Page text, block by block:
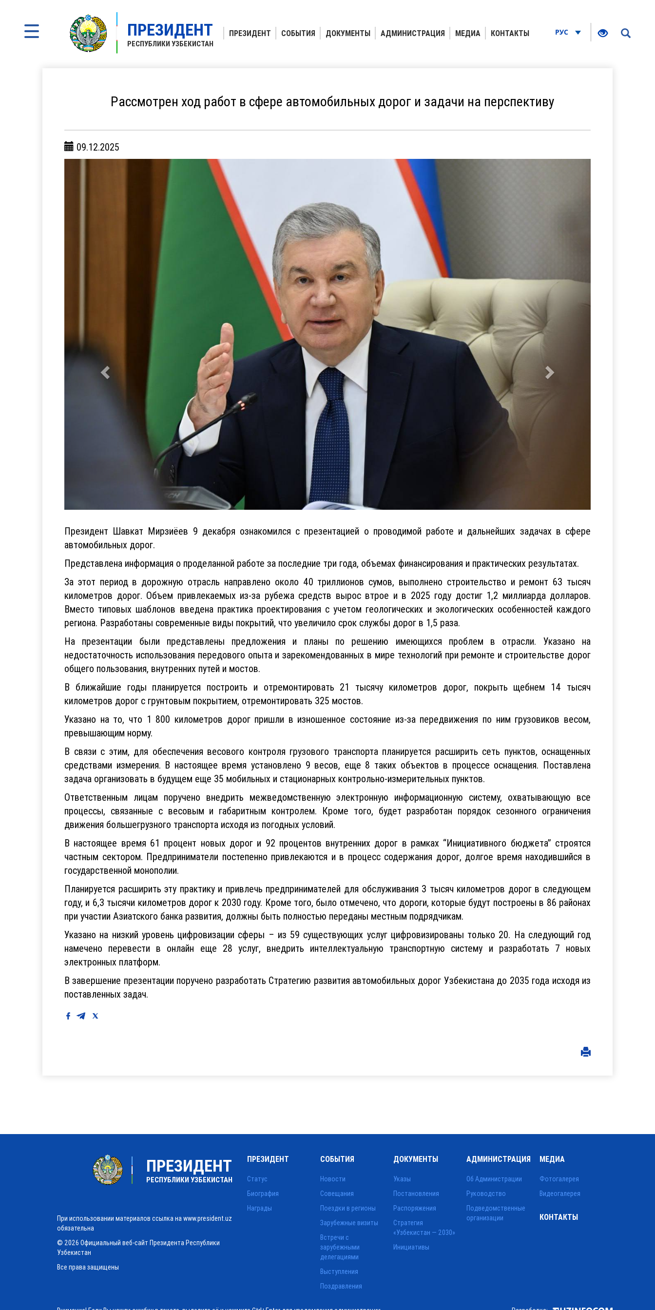
ПРЕЗИДЕНТ
РЕСПУБЛИКИ УЗБЕКИСТАН
ПРЕЗИДЕНТ СОБЫТИЯ ДОКУМЕНТЫ АДМИНИСТРАЦИЯ МЕДИА КОНТАКТЫ РУС
Рассмотрен ход работ в сфере автомобильных дорог и задачи на перспективу
09.12.2025
Президент Шавкат Мирзиёев 9 декабря ознакомился с презентацией о проводимой работе и дальнейших задачах в сфере
автомобильных дорог.
Представлена информация о проделанной работе за последние три года, объемах финансирования и практических результатах.
За этот период в дорожную отрасль направлено около 40 триллионов сумов, выполнено строительство и ремонт 63 тысяч
километров дорог. Объем привлекаемых из-за рубежа средств вырос втрое и в 2025 году достиг 1,2 миллиарда долларов.
Вместо типовых шаблонов введена практика проектирования с учетом геологических и экологических особенностей каждого
региона. Разработаны современные виды покрытий, что увеличило срок службы дорог в 1,5 раза.
На презентации были представлены предложения и планы по решению имеющихся проблем в отрасли. Указано на
недостаточность использования передового опыта и зарекомендованных в мире технологий при ремонте и строительстве дорог
общего пользования, внутренних путей и мостов.
В ближайшие годы планируется построить и отремонтировать 21 тысячу километров дорог, покрыть щебнем 14 тысяч
километров дорог с грунтовым покрытием, отремонтировать 325 мостов.
Указано на то, что 1 800 километров дорог пришли в изношенное состояние из-за передвижения по ним грузовиков весом,
превышающим норму.
В связи с этим, для обеспечения весового контроля грузового транспорта планируется расширить сеть пунктов, оснащенных
средствами измерения. В настоящее время установлено 9 весов, еще 8 таких объектов в процессе оснащения. Поставлена
задача организовать в будущем еще 35 мобильных и стационарных контрольно-измерительных пунктов.
Ответственным лицам поручено внедрить межведомственную электронную информационную систему, охватывающую все
процессы, связанные с весовым и габаритным контролем. Кроме того, будет разработан порядок сезонного ограничения
движения большегрузного транспорта исходя из погодных условий.
В настоящее время 61 процент новых дорог и 92 процентов внутренних дорог в рамках “Инициативного бюджета” строятся
частным сектором. Предприниматели постепенно привлекаются и в процесс содержания дорог, долгое время находившийся в
государственной монополии.
Планируется расширить эту практику и привлечь предпринимателей для обслуживания 3 тысяч километров дорог в следующем
году, и 6,3 тысячи километров дорог ­к 2030 году. Кроме того, было отмечено, что дороги, которые будут построены в 86 районах
при участии Азиатского банка развития, должны быть полностью переданы местным подрядчикам.
Указано на низкий уровень цифровизации сферы – из 59 существующих услуг цифровизированы только 20. На следующий год
намечено перевести в онлайн еще 28 услуг, внедрить интеллектуальную транспортную систему и разработать 7 новых
электронных платформ.
В завершение презентации поручено разработать Стратегию развития автомобильных дорог Узбекистана до 2035 года исходя из
поставленных задач.
ПРЕЗИДЕНТ
РЕСПУБЛИКИ УЗБЕКИСТАН
При использовании материалов ссылка на www.president.uz
обязательна
© 2026 Официальный веб-сайт Президента Республики
Узбекистан
Все права защищены
ПРЕЗИДЕНТ
Статус
Биография
Награды
СОБЫТИЯ
Новости
Совещания
Поездки в регионы
Зарубежные визиты
Встречи с
зарубежными
делегациями
Выступления
Поздравления
ДОКУМЕНТЫ
Указы
Постановления
Распоряжения
Стратегия
«Узбекистан — 2030»
Инициативы
АДМИНИСТРАЦИЯ
Об Администрации
Руководство
Подведомственные
организации
МЕДИА
Фотогалерея
Видеогалерея
КОНТАКТЫ